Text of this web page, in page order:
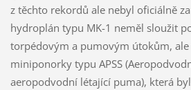
z těchto rekordů ale nebyl oficiálně
hydroplán typu MK-1 neměl sloužit
torpédovým a pumovým útokům, ale
miniponorky typu APSS
aeropodvodní létající puma), která